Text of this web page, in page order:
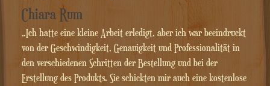
Chiara Rum
„Ich hatte eine kleine Arbeit erledigt, aber ich war beeindruckt
von der Geschwindigkeit, Genauigkeit und Professionalität in
den verschiedenen Schritten der Bestellung und bei der
Erstellung des Produkts. Sie schickten mir auch eine kostenlose